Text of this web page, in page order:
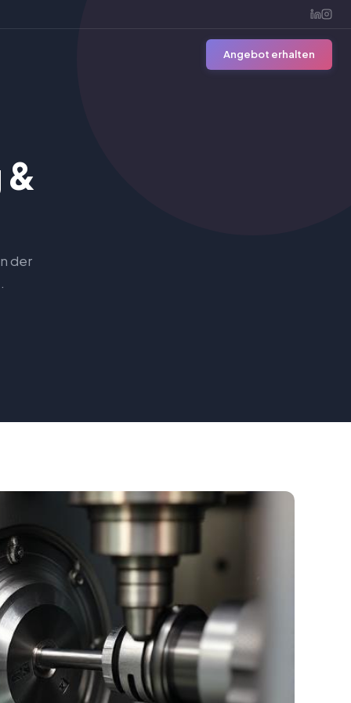
Angebot erhalten
der